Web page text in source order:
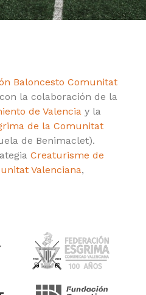
Baloncesto Comunitat
la colaboración de la
de Valenciay la
de la Comunitat
de Benimaclet).
Creaturisme de
Valenciana,